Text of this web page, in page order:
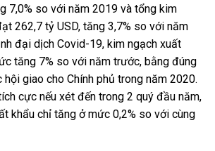
7,0% so với năm 2019 và tổng kim
262,7 tỷ USD, tăng 3,7% so với năm
đại dịch Covid-19, kim ngạch xuất
tăng 7% so với năm trước, bằng đúng
giao cho Chính phủ trong năm 2020.
cực nếu xét đến trong 2 quý đầu năm,
khẩu chỉ tăng ở mức 0,2% so với cùng